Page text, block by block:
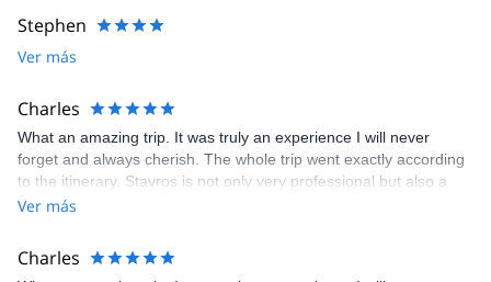
Stephen
Ver más
Charles
What an amazing trip. It was truly an experience I will never
forget and always cherish. The whole trip went exactly according
to the itinerary. Stavros is not only very professional but also a
wonderful person to spend time with. I had never climbed a
instructions were always clear and to the point. I learned a lot
from the experience and will without a doubt do it again. Mt
Ver más
Charles